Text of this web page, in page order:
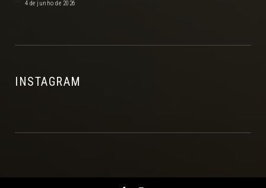
4 de junho de 2026
INSTAGRAM